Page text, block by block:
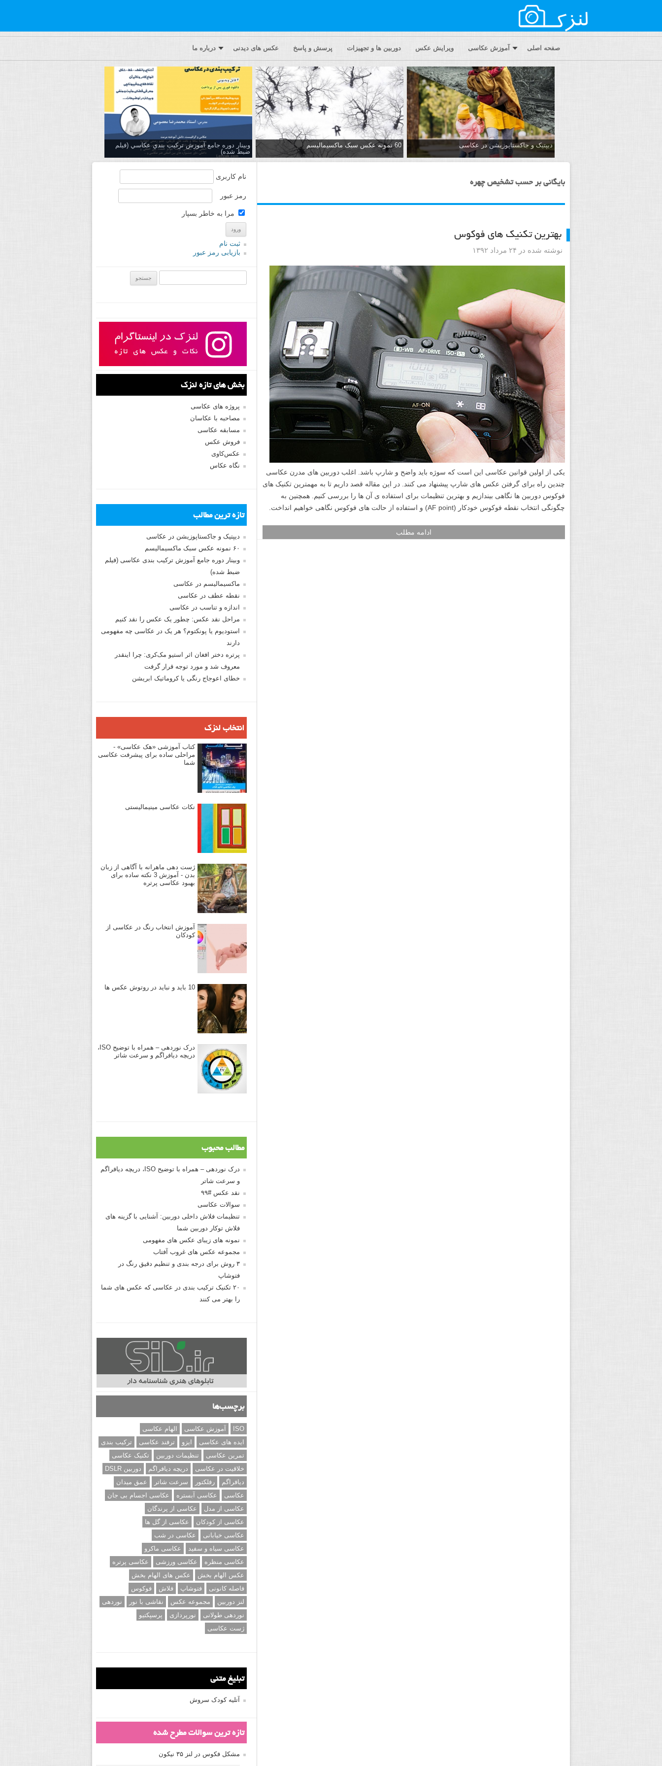
صفحه اصلی آموزش عکاسی ویرایش عکس دوربین ها و تجهیزات پرسش و پاسخ عکس های دیدنی درباره ما
دیپتیک و جاکستا‌پوزیشن در عکاسی 60 نمونه عکس سبک ماکسیمالیسم
وبینار دوره جامع آموزش تركيب بندي عكاسي (فیلم
ضبط شده)
بایگانی بر حسب تشخیص چهره
بهترین تکنیک های فوکوس
نوشته شده در ۲۴ مرداد ۱۳۹۲
یکی از اولین قوانین عکاسی این است که سوژه باید واضح و شارپ باشد. اغلب دوربین های مدرن عکاسی
چندین راه برای گرفتن عکس های شارپ پیشنهاد می کنند. در این مقاله قصد داریم تا به مهمترین تکنیک های
فوکوس دوربین ها نگاهی بیندازیم و بهترین تنظیمات برای استفاده ی آن ها را بررسی کنیم. همچنین به
چگونگی انتخاب نقطه فوکوس خودکار (AF point) و استفاده از حالت های فوکوس نگاهی خواهیم انداخت.
ادامه مطلب
نام کاربری
رمز عبور
مرا به خاطر بسپار
ثبت نام
بازیابی رمز عبور
بخش های تازه لنزک
پروژه های عکاسی
مصاحبه با عکاسان
مسابقه عکاسی
فروش عکس
عکس‌کاوی
نگاه عکاس
تازه ترین مطالب
دیپتیک و جاکستا‌پوزیشن در عکاسی
۶۰ نمونه عکس سبک ماکسیمالیسم
وبینار دوره جامع آموزش ترکیب بندی عکاسی (فیلم
ضبط شده)
ماکسیمالیسم در عکاسی
نقطه عطف در عکاسی
اندازه و تناسب در عکاسی
مراحل نقد عکس: چطور یک عکس را نقد کنیم
استودیوم یا پونکتوم؟ هر یک در عکاسی چه مفهومی
دارند
پرتره دختر افغان اثر استیو مک‌کری: چرا اینقدر
معروف شد و مورد توجه قرار گرفت
خطای اعوجاج رنگی یا کروماتیک ابریشن
انتخاب لنزک
کتاب آموزشی «هک عکاسی» -
مراحلی ساده برای پیشرفت عکاسی
شما
نکات عکاسی مینیمالیستی
ژست دهی ماهرانه با آگاهی از زبان
بدن - آموزش 3 نکته ساده برای
بهبود عکاسی پرتره
آموزش انتخاب رنگ در عکاسی از
کودکان
10 باید و نباید در روتوش عکس ها
درک نوردهی – همراه با توضیح ISO،
دریچه دیافراگم و سرعت شاتر
مطالب محبوب
درک نوردهی – همراه با توضیح ISO، دریچه دیافراگم
و سرعت شاتر
نقد عکس #۹۹
سوالات عکاسی
تنظیمات فلاش داخلی دوربین: آشنایی با گزینه های
فلاش توکار دوربین شما
نمونه های زیبای عکس های مفهومی
مجموعه عکس های غروب آفتاب
۳ روش برای درجه بندی و تنظیم دقیق رنگ در
فتوشاپ
۲۰ تکنیک ترکیب بندی در عکاسی که عکس های شما
را بهتر می کنند
برچسب‌ها
ISO آموزش عکاسی
الهام عکاسی
ایده های عکاسی
ایزو ترفند عکاسی
ترکیب بندی
تمرین عکاسی
تنظیمات دوربین
تکنیک عکاسی
خلاقیت در عکاسی
دریچه دیافراگم
دوربین DSLR
دیافراگم
رفلکتور سرعت شاتر
عمق میدان
عکاسی
عکاسی آبستره
عکاسی اجسام بی جان
عکاسی از مدل
عکاسی از پرندگان
عکاسی از کودکان
عکاسی از گل ها
عکاسی خیابانی
عکاسی در شب
عکاسی سیاه و سفید
عکاسی ماکرو
عکاسی منظره
عکاسی ورزشی
عکاسی پرتره
عکس الهام بخش
عکس های الهام بخش
فاصله کانونی
فتوشاپ فلاش
فوکوس
لنز دوربین
مجموعه عکس نقاشی با نور
نوردهی
نوردهی طولانی
نورپردازی
پرسپکتیو
ژست عکاسی
تبلیغ متنی
آتلیه کودک سروش
تازه ترین سوالات مطرح شده
مشکل فکوس در لنز ۳۵ نیکون